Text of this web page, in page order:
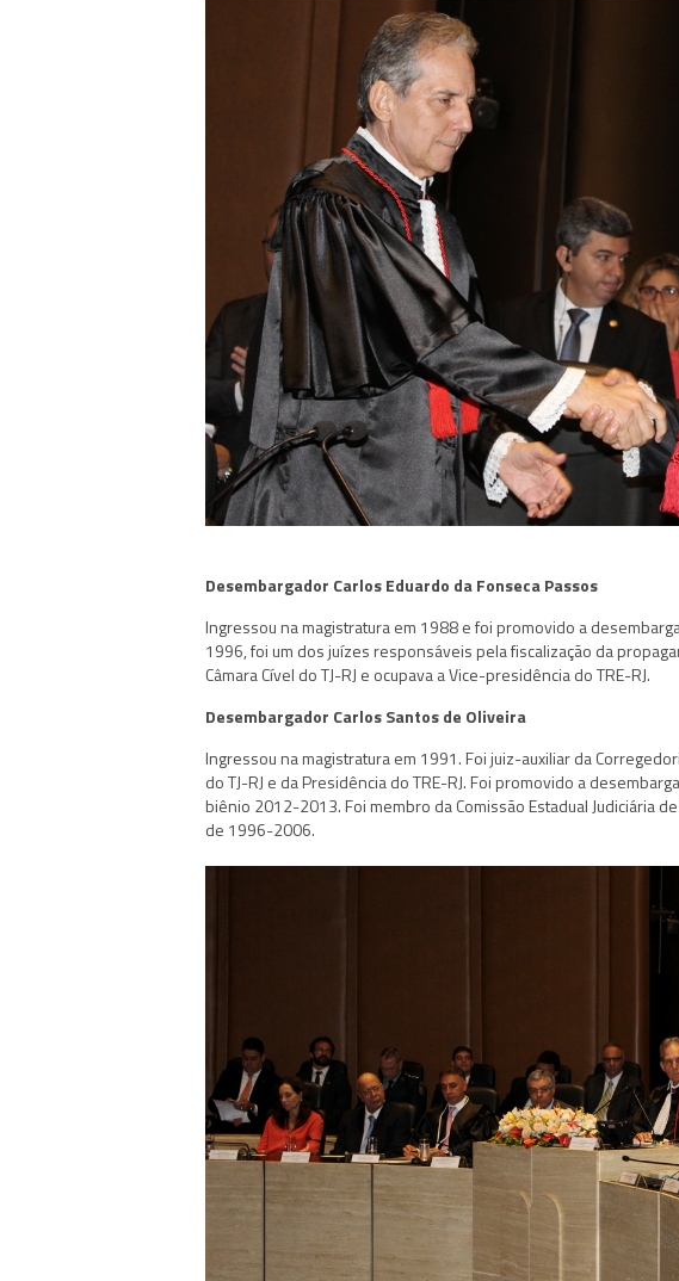
Desembargador Carlos Eduardo da Fonseca Passos
Ingressou na magistratura em 1988 e foi promovido a
1996, foi um dos juízes responsáveis pela fiscalização da
Câmara Cível do TJ-RJ e ocupava a Vice-presidência do TRE-RJ.
Desembargador Carlos Santos de Oliveira
Ingressou na magistratura em 1991. Foi juiz-auxiliar da
do TJ-RJ e da Presidência do TRE-RJ. Foi promovido a
biênio 2012-2013. Foi membro da Comissão Estadual Judiciária
de 1996-2006.